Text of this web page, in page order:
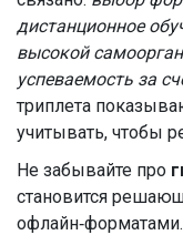
дистанционное
высокой
успеваемость за
триплета
учитывать, чтобы
Не забывайте про
становится